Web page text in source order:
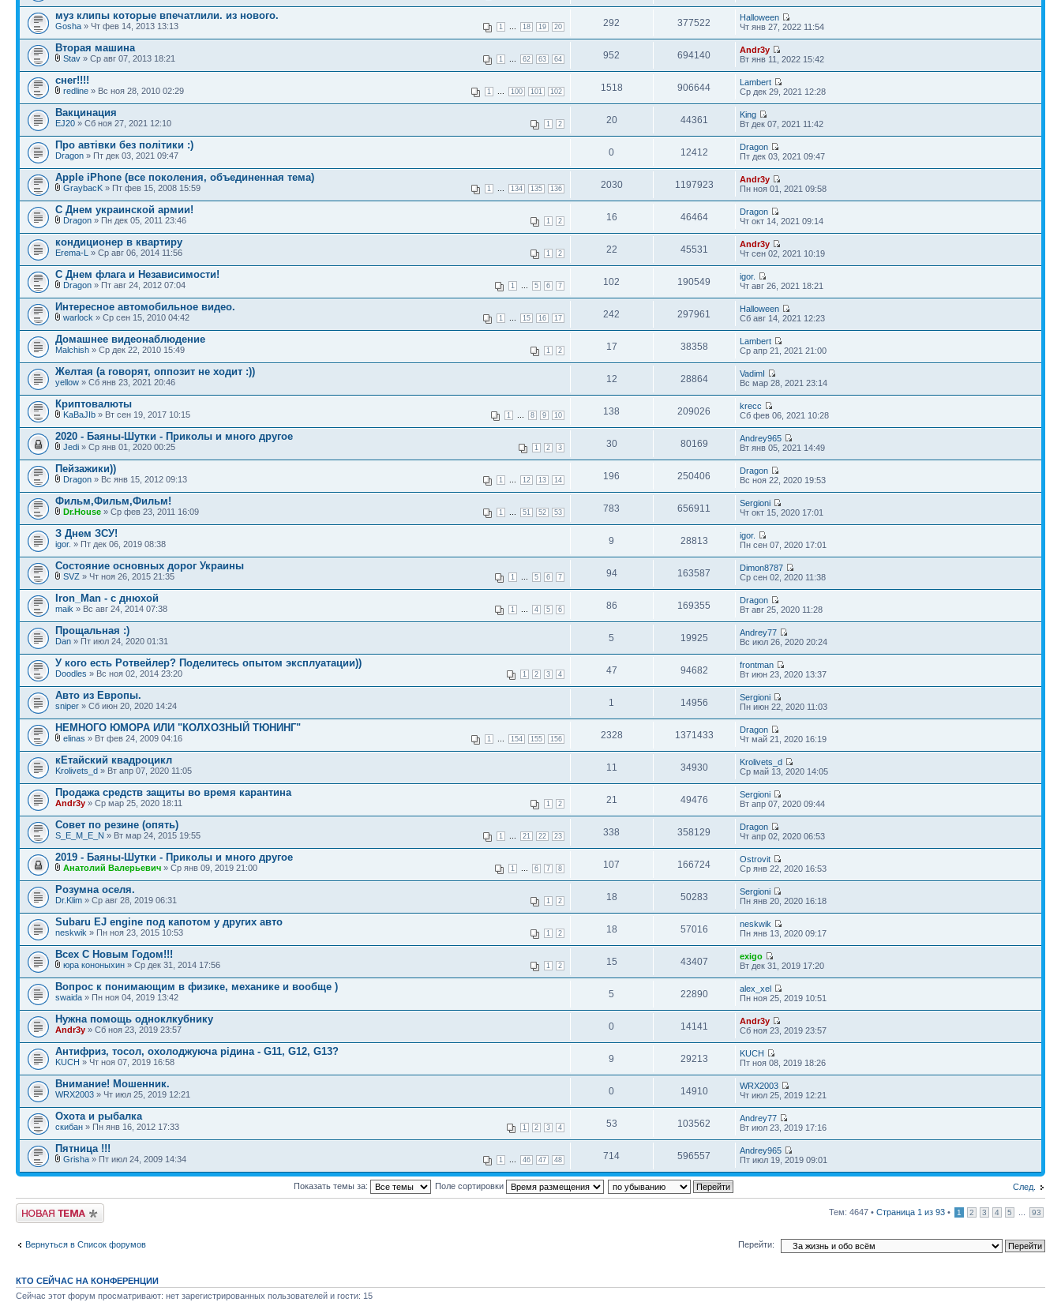
муз клипы которые впечатлили. из нового.
1 18 19 20
Gosha » Чт фев 14, 2013 13:13 292 377522
Halloween
Чт янв 27, 2022 11:54
Вторая машина
1 62 63 64
Stav » Ср авг 07, 2013 18:21 952 694140
Andr3y
Вт янв 11, 2022 15:42
снег!!!!
1 100 101 102
redline » Вс ноя 28, 2010 02:29 1518 906644
Lambert
Ср дек 29, 2021 12:28
Вакцинация
1 2
EJ20 » Сб ноя 27, 2021 12:10 20 44361
King
Вт дек 07, 2021 11:42
Про автівки без політики :)
Dragon » Пт дек 03, 2021 09:47 0 12412
Dragon
Пт дек 03, 2021 09:47
Apple iPhone (все поколения, объединенная тема)
1 134 135 136
GraybacK » Пт фев 15, 2008 15:59 2030 1197923
Andr3y
Пн ноя 01, 2021 09:58
С Днем украинской армии!
1 2
Dragon » Пн дек 05, 2011 23:46 16 46464
Dragon
Чт окт 14, 2021 09:14
кондиционер в квартиру
1 2
Erema-L » Ср авг 06, 2014 11:56 22 45531
Andr3y
Чт сен 02, 2021 10:19
С Днем флага и Независимости!
1 5 6 7
Dragon » Пт авг 24, 2012 07:04 102 190549
igor.
Чт авг 26, 2021 18:21
Интересное автомобильное видео.
1 15 16 17
warlock » Ср сен 15, 2010 04:42 242 297961
Halloween
Сб авг 14, 2021 12:23
Домашнее видеонаблюдение
1 2
Malchish » Ср дек 22, 2010 15:49 17 38358
Lambert
Ср апр 21, 2021 21:00
Желтая (а говорят, оппозит не ходит :))
yellow » Сб янв 23, 2021 20:46 12 28864
VadimI
Вс мар 28, 2021 23:14
Криптовалюты
1 8 9 10
KaBaJIb » Вт сен 19, 2017 10:15 138 209026
krecc
Сб фев 06, 2021 10:28
2020 - Баяны-Шутки - Приколы и много другое
1 2 3
Jedi » Ср янв 01, 2020 00:25 30 80169
Andrey965
Вт янв 05, 2021 14:49
Пейзажики))
1 12 13 14
Dragon » Вс янв 15, 2012 09:13 196 250406
Dragon
Вс ноя 22, 2020 19:53
Фильм,Фильм,Фильм!
1 51 52 53
Dr.House » Ср фев 23, 2011 16:09 783 656911
Sergioni
Чт окт 15, 2020 17:01
З Днем ЗСУ!
igor. » Пт дек 06, 2019 08:38 9 28813
igor.
Пн сен 07, 2020 17:01
Состояние основных дорог Украины
1 5 6 7
SVZ » Чт ноя 26, 2015 21:35 94 163587
Dimon8787
Ср сен 02, 2020 11:38
Iron_Man - с днюхой
1 4 5 6
maik » Вс авг 24, 2014 07:38 86 169355
Dragon
Вт авг 25, 2020 11:28
Прощальная :)
Dan » Пт июл 24, 2020 01:31 5 19925
Andrey77
Вс июл 26, 2020 20:24
У кого есть Ротвейлер? Поделитесь опытом эксплуатации))
1 2 3 4
Doodles » Вс ноя 02, 2014 23:20 47 94682
frontman
Вт июн 23, 2020 13:37
Авто из Европы.
sniper » Сб июн 20, 2020 14:24 1 14956
Sergioni
Пн июн 22, 2020 11:03
НЕМНОГО ЮМОРА ИЛИ "КОЛХОЗНЫЙ ТЮНИНГ"
1 154 155 156
elinas » Вт фев 24, 2009 04:16 2328 1371433
Dragon
Чт май 21, 2020 16:19
кЕтайский квадроцикл
Krolivets_d » Вт апр 07, 2020 11:05 11 34930
Krolivets_d
Ср май 13, 2020 14:05
Продажа средств защиты во время карантина
1 2
Andr3y » Ср мар 25, 2020 18:11 21 49476
Sergioni
Вт апр 07, 2020 09:44
Совет по резине (опять)
1 21 22 23
S_E_M_E_N » Вт мар 24, 2015 19:55 338 358129
Dragon
Чт апр 02, 2020 06:53
2019 - Баяны-Шутки - Приколы и много другое
1 6 7 8
Анатолий Валерьевич » Ср янв 09, 2019 21:00 107 166724
Ostrovit
Ср янв 22, 2020 16:53
Розумна оселя.
1 2
Dr.Klim » Ср авг 28, 2019 06:31 18 50283
Sergioni
Пн янв 20, 2020 16:18
Subaru EJ engine под капотом у других авто
1 2
neskwik » Пн ноя 23, 2015 10:53 18 57016
neskwik
Пн янв 13, 2020 09:17
Всех С Новым Годом!!!
1 2
юра кононыхин » Ср дек 31, 2014 17:56 15 43407
exigo
Вт дек 31, 2019 17:20
Вопрос к понимающим в физике, механике и вообще )
swaida » Пн ноя 04, 2019 13:42 5 22890
alex_xel
Пн ноя 25, 2019 10:51
Нужна помощь одноклкубнику
Andr3y » Сб ноя 23, 2019 23:57 0 14141
Andr3y
Сб ноя 23, 2019 23:57
Антифриз, тосол, охолоджуюча рідина - G11, G12, G13?
KUCH » Чт ноя 07, 2019 16:58 9 29213
KUCH
Пт ноя 08, 2019 18:26
Внимание! Мошенник.
WRX2003 » Чт июл 25, 2019 12:21 0 14910
WRX2003
Чт июл 25, 2019 12:21
Охота и рыбалка
1 2 3 4
скибан » Пн янв 16, 2012 17:33 53 103562
Andrey77
Вт июл 23, 2019 17:16
Пятница !!!
1 46 47 48
Grisha » Пт июл 24, 2009 14:34 714 596557
Andrey965
Пт июл 19, 2019 09:01
След.
Показать темы за: Поле сортировки
Новая тема Тем: 4647 • Страница 1 из 93 • 1 2 3 4 5 93
Вернуться в Список форумов Перейти:
КТО СЕЙЧАС НА КОНФЕРЕНЦИИ
Сейчас этот форум просматривают: нет зарегистрированных пользователей и гости: 15